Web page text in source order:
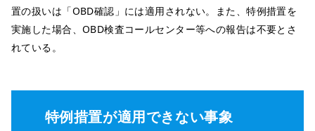
置の扱いは「OBD確認」には適用されない。また、特例措置を
実施した場合、OBD検査コールセンター等への報告は不要とさ
れている。
特例措置が適用できない事象